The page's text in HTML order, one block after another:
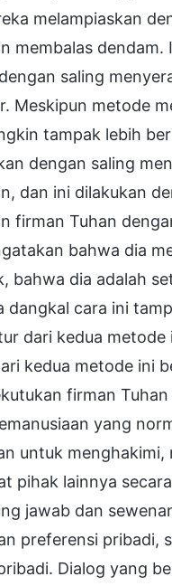
melampiaskan
membalas dendam.
saling
Meskipun metode
tampak lebih
dengan saling
dan ini dilakukan
firman Tuhan
bahwa dia
bahwa dia adalah
dangkal cara ini
dari kedua metode
kedua metode ini
firman
yang
untuk menghakimi,
pihak lainnya
jawab dan
preferensi pribadi,
Dialog yang